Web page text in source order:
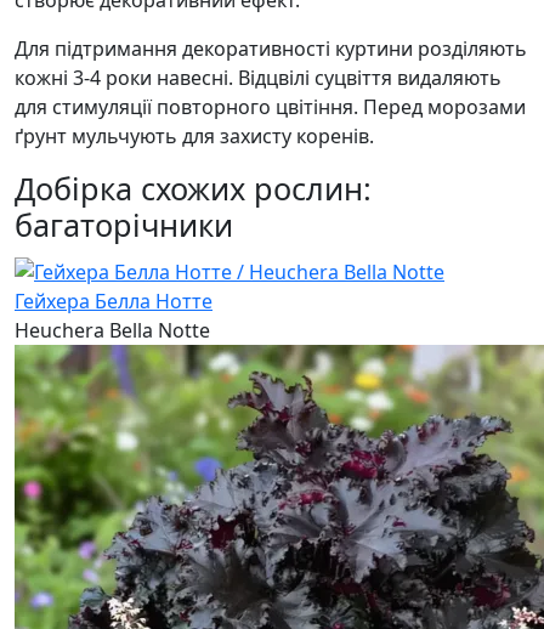
Для підтримання декоративності куртини розділяють
кожні 3-4 роки навесні. Відцвілі суцвіття видаляють
для стимуляції повторного цвітіння. Перед морозами
ґрунт мульчують для захисту коренів.
Добірка схожих рослин:
багаторічники
Гейхера Белла Нотте
Heuchera Bella Notte